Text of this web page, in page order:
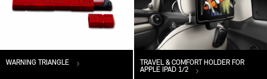
WARNING TRIANGLE
TRAVEL & COMFORT HOLDER FOR
APPLE IPAD 1/2